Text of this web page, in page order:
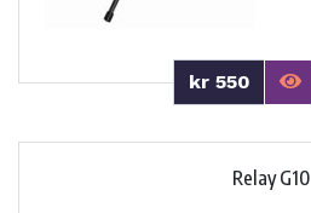
kr 550
Relay G10